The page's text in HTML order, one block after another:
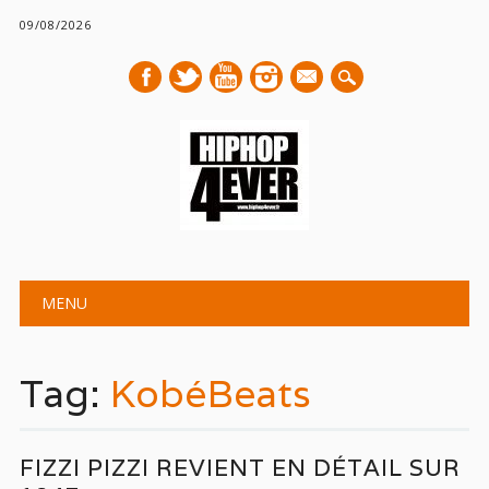
09/08/2026
mail
Main menu
MENU
Tag: KobéBeats
FIZZI PIZZI REVIENT EN DÉTAIL SUR